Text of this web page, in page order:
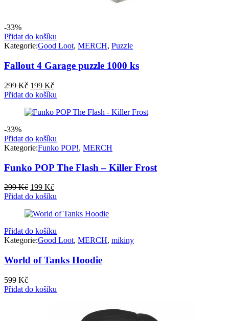
-33%
Přidat do košíku
Kategorie:Good Loot, MERCH, Puzzle
Fallout 4 Garage puzzle 1000 ks
299Kč Původní
cena
299 Kč.
199 KčAktuální
cena
199 Kč.
Přidat do košíku
-33%
Přidat do košíku
Kategorie:Funko POP!, MERCH
Funko POP The Flash – Killer Frost
299Kč Původní
cena
299 Kč.
199 KčAktuální
cena
199 Kč.
Přidat do košíku
Přidat do košíku
Kategorie:Good Loot, MERCH, mikiny
World of Tanks Hoodie
599 Kč
Přidat do košíku